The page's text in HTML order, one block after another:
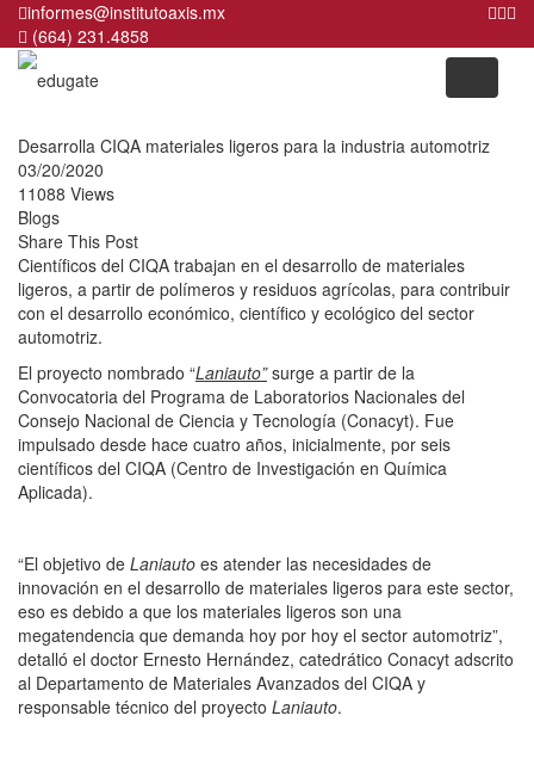
informes@institutoaxis.mx
(664) 231.4858
Desarrolla CIQA materiales ligeros para la industria automotriz
03/20/2020
11088 Views
Blogs
Share This Post
Científicos del CIQA trabajan en el desarrollo de materiales
ligeros, a partir de polímeros y residuos agrícolas, para contribuir
con el desarrollo económico, científico y ecológico del sector
automotriz.
El proyecto nombrado “Laniauto”surge a partir de la
Convocatoria del Programa de Laboratorios Nacionales del
Consejo Nacional de Ciencia y Tecnología (Conacyt). Fue
impulsado desde hace cuatro años, inicialmente, por seis
científicos del CIQA (Centro de Investigación en Química
Aplicada).
“El objetivo de Laniauto es atender las necesidades de
innovación en el desarrollo de materiales ligeros para este sector,
eso es debido a que los materiales ligeros son una
megatendencia que demanda hoy por hoy el sector automotriz”,
detalló el doctor Ernesto Hernández, catedrático Conacyt adscrito
al Departamento de Materiales Avanzados del CIQA y
responsable técnico del proyecto Laniauto.